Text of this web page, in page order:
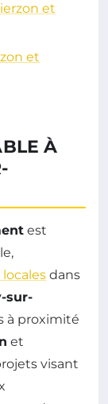
et
et
À
est
dans
sur-
à proximité
et
visant